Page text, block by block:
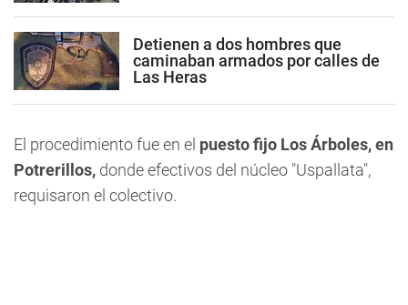
Detienen a dos hombres que
caminaban armados por calles de
Las Heras
El procedimiento fue en el puesto fijo Los Árboles, en
Potrerillos, donde efectivos del núcleo "Uspallata",
requisaron el colectivo.